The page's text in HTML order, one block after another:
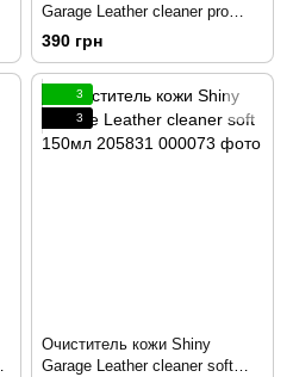
Garage Leather cleaner pro
150мл 205829
390 грн
3
3
Очиститель кожи Shiny
Garage Leather cleaner soft